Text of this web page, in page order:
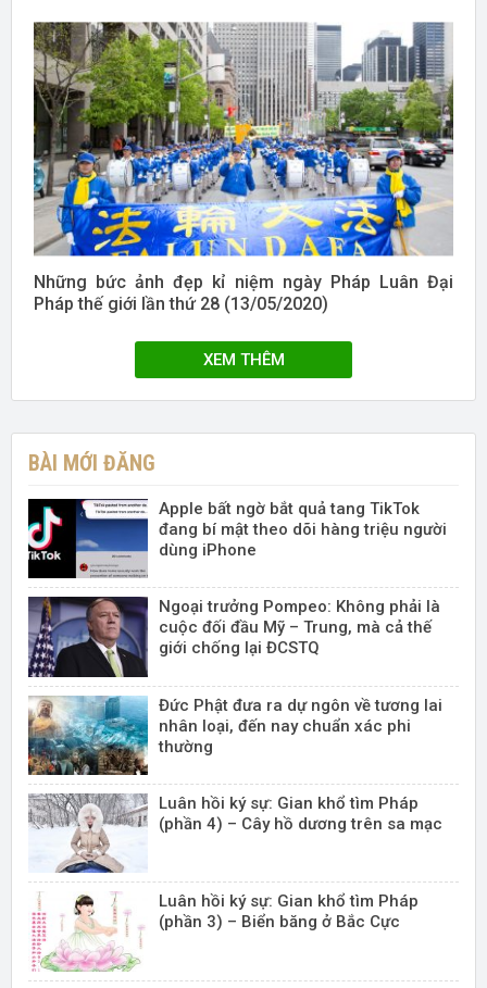
Những bức ảnh đẹp kỉ niệm ngày Pháp Luân Đại
Pháp thế giới lần thứ 28 (13/05/2020)
XEM THÊM
BÀI MỚI ĐĂNG
Apple bất ngờ bắt quả tang TikTok
đang bí mật theo dõi hàng triệu người
dùng iPhone
Ngoại trưởng Pompeo: Không phải là
cuộc đối đầu Mỹ – Trung, mà cả thế
giới chống lại ĐCSTQ
Đức Phật đưa ra dự ngôn về tương lai
nhân loại, đến nay chuẩn xác phi
thường
Luân hồi ký sự: Gian khổ tìm Pháp
(phần 4) – Cây hồ dương trên sa mạc
Luân hồi ký sự: Gian khổ tìm Pháp
(phần 3) – Biển băng ở Bắc Cực